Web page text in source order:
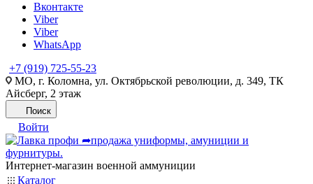
Вконтакте
Viber
Viber
WhatsApp
+7 (919) 725-55-23
МО, г. Коломна, ул. Октябрьской революции, д. 349, ТК
Айсберг, 2 этаж
Поиск
Войти
Интернет-магазин военной аммуниции
Каталог